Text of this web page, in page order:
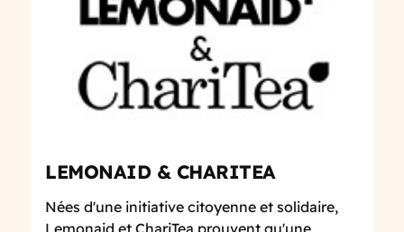
LEMONAID & CHARITEA
Nées d'une initiative citoyenne et solidaire,